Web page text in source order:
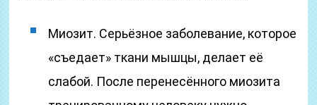
Миозит. Серьёзное заболевание, которое
«съедает» ткани мышцы, делает её
слабой. После перенесённого миозита